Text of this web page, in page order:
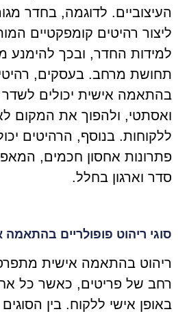
העיצוביים. לדוגמה, בחדר
ליצור רהיטים קומפקטיים
למידות החדר, ובכך להימנע
תחושת מרחב. בעסקים,
בהתאמה אישית יכולים
ואסתטי, ולהפוך את המקום
ללקוחות. בנוסף, הרהיטים
פתרונות אחסון חכמים,
סדר וארגון בחלל.
סוגי ריהוט פופולריים בהתאמה
ריהוט בהתאמה אישית מתפרס
רחב של פריטים, כאשר כל
באופן אישי ללקוח. בין הסוגים